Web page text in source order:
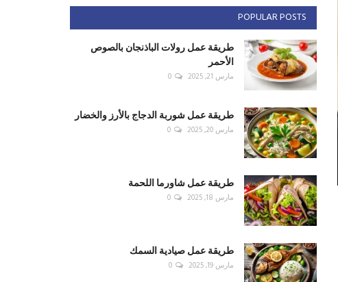
POPULAR POSTS
طريقة عمل رولات الباذنجان بالصوص
الأحمر
مارس 21, 2025 0
طريقة عمل شوربة الدجاج بالأرز والخضار
مارس 20, 2025 0
طريقة عمل شاورما اللحمة
مارس 18, 2025 0
طريقة عمل صيادية السمك
مارس 19, 2025 0